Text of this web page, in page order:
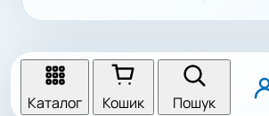
Каталог Кошик Пошук